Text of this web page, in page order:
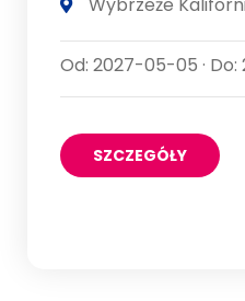
Wybrzeże
Od: 2027-05-05 ·
SZCZEGÓŁY